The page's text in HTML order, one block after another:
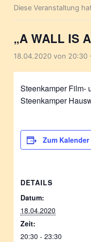
Diese Veranstaltung
„A WALL IS
18.04.2020 von 20:30
Steenkamper Film-
Steenkamper
Zum
DETAILS
Datum:
18.04.2020
Zeit:
20:30 - 23:30